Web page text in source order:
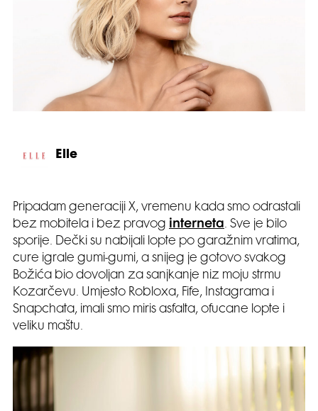
Elle
Pripadam generaciji X, vremenu kada smo odrastali
bez mobitela i bez pravog
interneta. Sve je bilo
sporije. Dečki su nabijali lopte po garažnim vratima,
cure igrale gumi-gumi, a snijeg je gotovo svakog
Božića bio dovoljan za sanjkanje niz moju strmu
Kozarčevu. Umjesto Robloxa, Fife, Instagrama i
Snapchata, imali smo miris asfalta, ofucane lopte i
veliku maštu.